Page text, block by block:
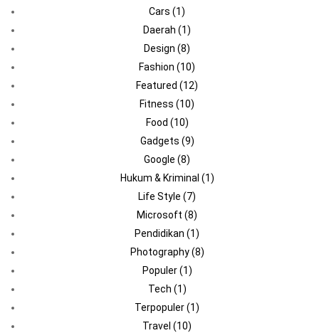
Cars (1)
Daerah (1)
Design (8)
Fashion (10)
Featured (12)
Fitness (10)
Food (10)
Gadgets (9)
Google (8)
Hukum & Kriminal (1)
Life Style (7)
Microsoft (8)
Pendidikan (1)
Photography(8)
Populer(1)
Tech (1)
Terpopuler(1)
Travel (10)